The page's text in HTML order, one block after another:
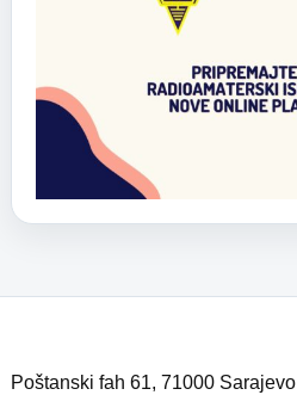
Poštanski fah 61, 71000 Sarajevo